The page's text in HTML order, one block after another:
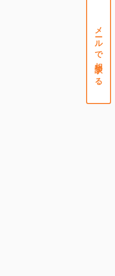
メールで相談する